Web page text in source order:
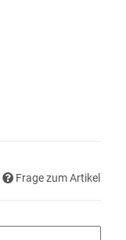
Frage zum Artikel